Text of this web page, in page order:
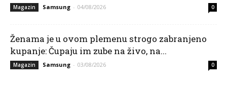
Magazin Samsung - 04/08/2026 0
Ženama je u ovom plemenu strogo zabranjeno
kupanje: Čupaju im zube na živo, na...
Magazin Samsung - 03/08/2026 0